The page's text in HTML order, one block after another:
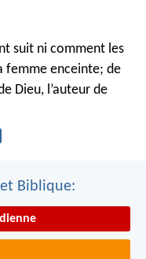
suit ni comment les
femme enceinte; de
Dieu, l’auteur de
Biblique: